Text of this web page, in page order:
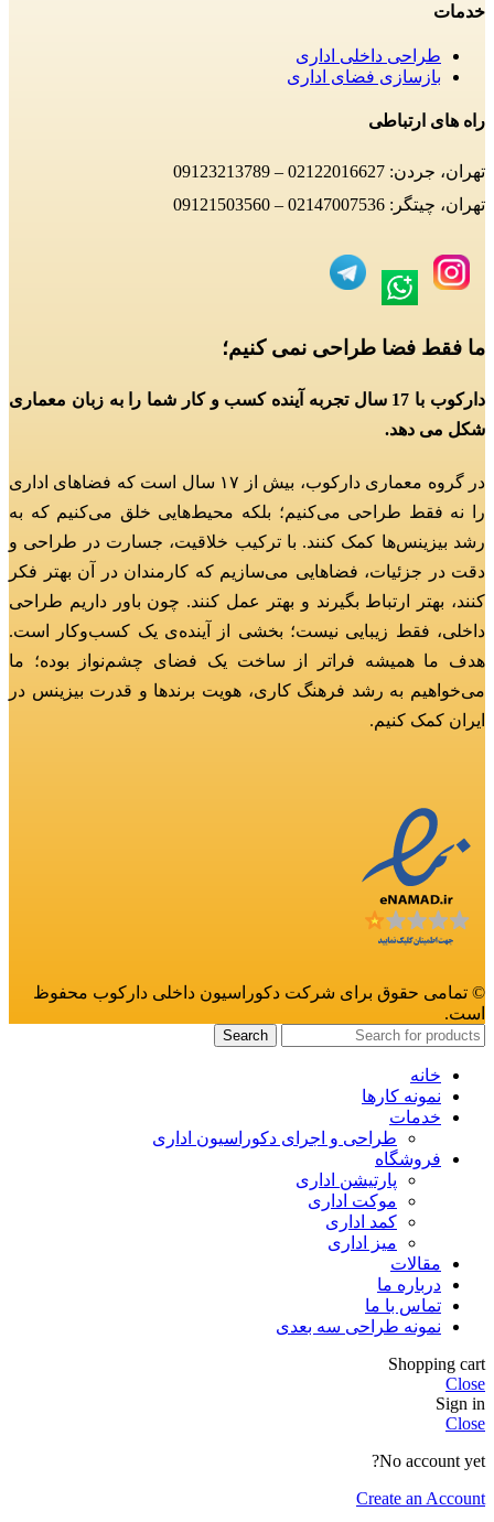
خدمات
طراحی داخلی اداری
بازسازی فضای اداری
راه های ارتباطی
تهران، جردن: 02122016627 – 09123213789
تهران، چیتگر: 02147007536 – 09121503560
ما فقط فضا طراحی نمی کنیم؛
دارکوب با 17 سال تجربه آینده کسب و کار شما را به زبان معماری
شکل می دهد.
در گروه معماری دارکوب، بیش از ۱۷ سال است که فضاهای اداری
را نه فقط طراحی می‌کنیم؛ بلکه محیط‌هایی خلق می‌کنیم که به
رشد بیزینس‌ها کمک کنند. با ترکیب خلاقیت، جسارت در طراحی و
دقت در جزئیات، فضاهایی می‌سازیم که کارمندان در آن بهتر فکر
کنند، بهتر ارتباط بگیرند و بهتر عمل کنند. چون باور داریم طراحی
داخلی، فقط زیبایی نیست؛ بخشی از آینده‌ی یک کسب‌وکار است.
هدف ما همیشه فراتر از ساخت یک فضای چشم‌نواز بوده؛ ما
می‌خواهیم به رشد فرهنگ کاری، هویت برندها و قدرت بیزینس در
ایران کمک کنیم.
© تمامی حقوق برای شرکت دکوراسیون داخلی دارکوب محفوظ
است.
Search
خانه
نمونه کارها
خدمات
طراحی و اجرای دکوراسیون اداری
فروشگاه
پارتیشن اداری
موکت اداری
کمد اداری
میز اداری
مقالات
درباره ما
تماس با ما
نمونه طراحی سه بعدی
Shopping cart
Close
Sign in
Close
No account yet?
Create an Account